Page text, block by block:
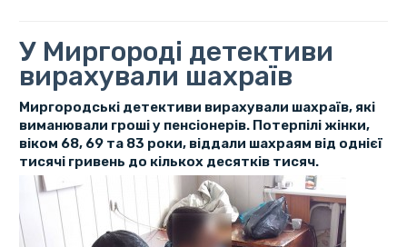
У Миргороді детективи
вирахували шахраїв
Миргородські детективи вирахували шахраїв, які
виманювали гроші у пенсіонерів. Потерпілі жінки,
віком 68, 69 та 83 роки, віддали шахраям від однієї
тисячі гривень до кількох десятків тисяч.